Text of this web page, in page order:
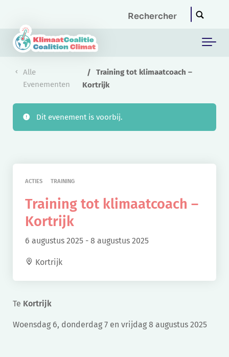
Alle
Evenementen
Training tot klimaatcoach –
Kortrijk
Dit evenement is voorbij.
ACTIES TRAINING
Training tot klimaatcoach –
Kortrijk
6 augustus 2025 - 8 augustus 2025
Kortrijk
Te Kortrijk
Woensdag 6, donderdag 7 en vrijdag 8 augustus 2025